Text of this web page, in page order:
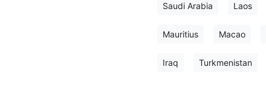
Saudi Arabia Laos
Mauritius Macao
Iraq Turkmenistan